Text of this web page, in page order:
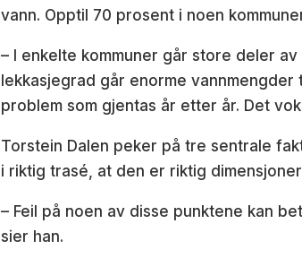
vann. Opptil 70 prosent i noen
– I enkelte kommuner går store deler
lekkasjegrad går enorme
problem som gjentas år etter år. Det
Torstein Dalen peker på tre sentrale
i riktig trasé, at den er riktig
– Feil på noen av disse punktene kan
sier han.